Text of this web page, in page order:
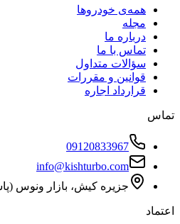
همه‌ی خودروها
مجله
درباره ما
تماس با ما
سؤالات متداول
قوانین و مقررات
قرارداد اجاره
تماس
09120833967
info@kishturbo.com
جزیره کیش، بازار ونوس
اعتماد